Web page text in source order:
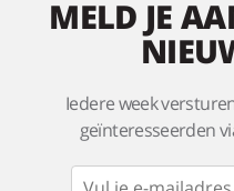
MELD JE
Iedere week
geïnteresseerden